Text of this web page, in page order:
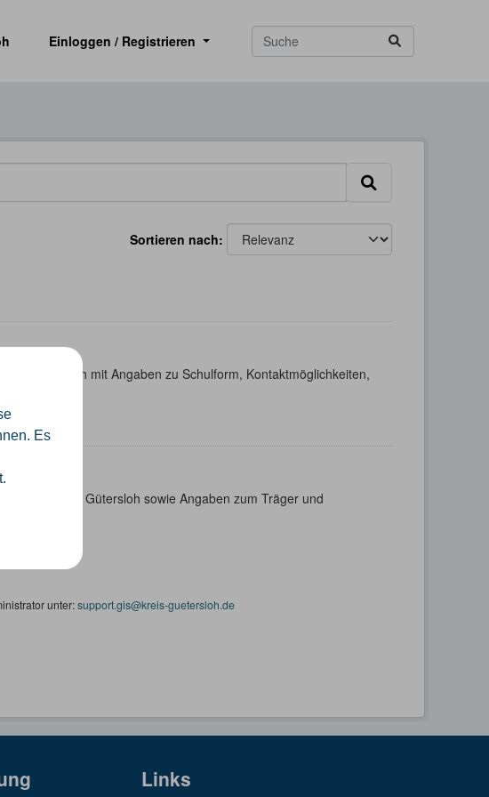
Es
Einloggen / Registrieren
Sortieren nach
Gütersloh mit Angaben zu Schulform, Kontaktmöglichkeiten,
im Kreis Gütersloh sowie Angaben zum Träger und
unter:support.gis@kreis-guetersloh.de
Links